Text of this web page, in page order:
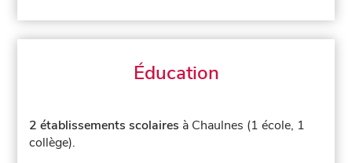
Éducation
2 établissements scolaires à Chaulnes (1 école, 1
collège).